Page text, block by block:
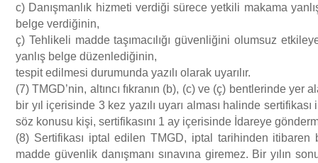
c) Danışmanlık hizmeti verdiği sürece yetkili makama
belge verdiğinin,
ç) Tehlikeli madde taşımacılığı güvenliğini olumsuz
yanlış belge düzenlediğinin,
tespit edilmesi durumunda yazılı olarak uyarılır.
(7) TMGD’nin, altıncı fıkranın (b), (c) ve (ç) bentlerinde yer
bir yıl içerisinde 3 kez yazılı uyarı alması halinde
söz konusu kişi, sertifikasını 1 ay içerisinde İdareye
(8) Sertifikası iptal edilen TMGD, iptal tarihinden itibaren
madde güvenlik danışmanı sınavına giremez. Bir yılın